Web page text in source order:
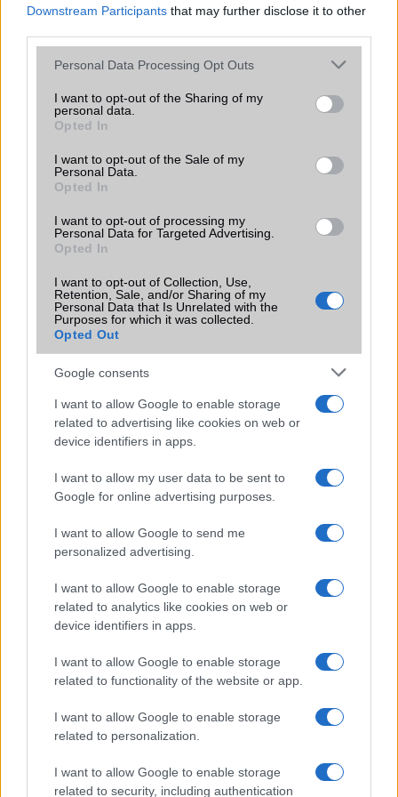
Downstream Participants that may further disclose it to other
Please note that this website/app uses one or more Google
not limited to your visit or usage behaviour. You may click to
grant or deny consent to Google and its third-party tags to
use your data for below specified purposes in below Google
consent section.
Personal Data Processing Opt Outs
I want to opt-out of the Sharing of my
personal data.
Opted In
I want to opt-out of the Sale of my
Personal Data.
Opted In
I want to opt-out of processing my
Personal Data for Targeted Advertising.
Opted In
I want to opt-out of Collection, Use,
Retention, Sale, and/or Sharing of my
Personal Data that Is Unrelated with the
Purposes for which it was collected.
Opted Out
Google consents
I want to allow Google to enable storage
related to advertising like cookies on web or
device identifiers in apps.
I want to allow my user data to be sent to
Google for online advertising purposes.
I want to allow Google to send me
personalized advertising.
I want to allow Google to enable storage
related to analytics like cookies on web or
device identifiers in apps.
I want to allow Google to enable storage
related to functionality of the website or app.
I want to allow Google to enable storage
related to personalization.
I want to allow Google to enable storage
related to security, including authentication
KAPCSOLÓDÓ HÍREK
Sony Xperia Z kezelőfelület Galaxy mobilokra
Megjelent a Sony Xperia Tablet Z
Sony Xperia Z: Make Magic videók Japánból
Sony Xperia Z, csini csaj, víz: tuti nyerő összeállítás
Teszt: Sony Xperia Z - vízálló nagyágyú
További hírek
LEGOLVASOTTABBAK
Számos népszerű Samsung Galaxy készülék kimarad a One
UI 9 frissítésből – itt a lista az érintett modellekről
Apple az új csúcsmobilokról
Az Android rejtett automatizmusai: hat funkció, amely
Ez a rejtett Samsung funkció teljesen megváltoztatja a
mobilhasználatot – sokan mégsem tudnak róla
Nem biztos, hogy érdemes kivárni az iPhone 18 Prot
kamerás funkcióját